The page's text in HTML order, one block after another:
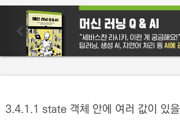
p
r
e
u
3.4.1.1 state 객체 안에 여러 값이 있